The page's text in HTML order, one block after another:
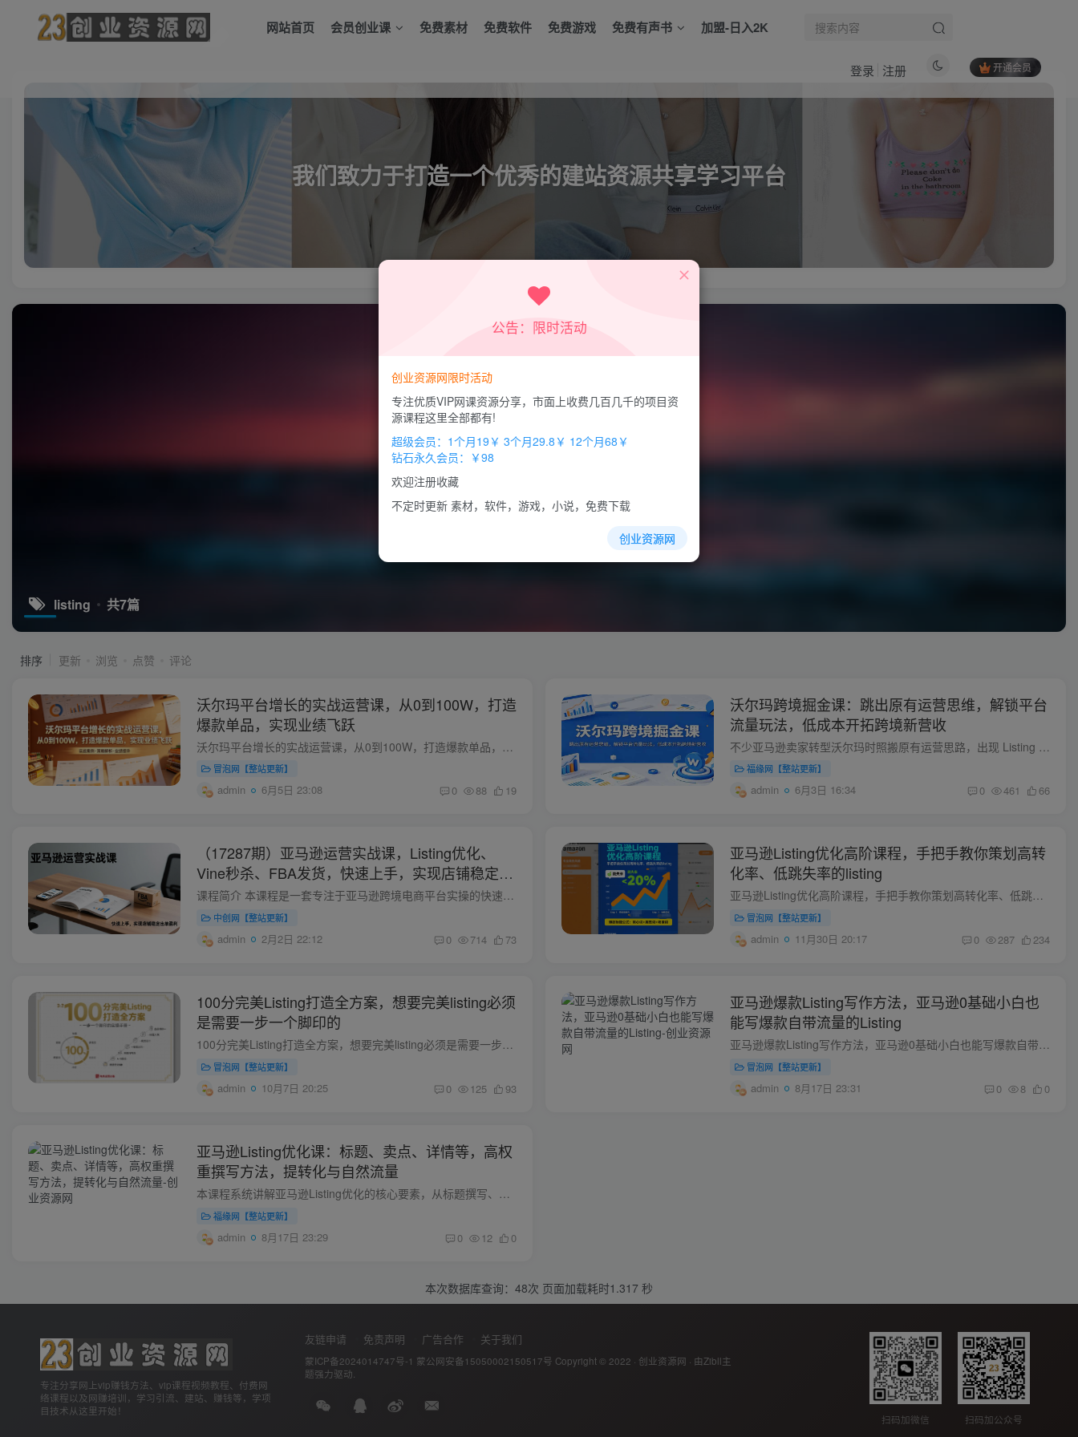
网站首页 会员创业课 免费素材 免费软件 免费游戏 免费有声书 加盟-日入2K
开通会员
登录 注册
我们致力于打造一个优秀的建站资源共享学习平台
listing 共7篇
排序 更新 浏览 点赞 评论
沃尔玛平台增长的实战运营课，从0到100W，打造
爆款单品，实现业绩飞跃
沃尔玛平台增长的实战运营课，从0到100W，打造爆款单品，实现业绩飞跃 课程介绍： 沃尔玛平台增长的实战运营课，课程从品牌店铺搭建、Listing视觉体系（主图、视频、A+）到搜索优化（SEO标签、...
冒泡网【整站更新】
admin 6月5日 23:08 0 88 19
沃尔玛跨境掘金课：跳出原有运营思维，解锁平台
流量玩法，低成本开拓跨境新营收
不少亚马逊卖家转型沃尔玛时照搬原有运营思路，出现 Listing 没流量、广告投产差、仓储成本偏高各类难题。本课程针对性解决转型痛点，首先拆解照搬 Listing 没流量的核心原因，揭秘两处容易被忽...
福缘网【整站更新】
admin 6月3日 16:34 0 461 66
（17287期）亚马逊运营实战课，Listing优化、
Vine秒杀、FBA发货，快速上手，实现店铺稳定出
单盈利
课程简介 本课程是一套专注于亚马逊跨境电商平台实操的快速入门与进阶教程。课程从基础平台认识与规则解读入手，核心聚焦于提升商品竞争力的关键环节：Listing页面（商品详情页）的刊登与高级优...
中创网【整站更新】
admin 2月2日 22:12 0 714 73
亚马逊Listing优化高阶课程，手把手教你策划高转
化率、低跳失率的listing
亚马逊Listing优化高阶课程，手把手教你策划高转化率、低跳失率的listing 课程内容： 亚马逊Listing优化高阶课程-2210(1).mp4 亚马逊Listing优化高阶课程-2303(1).mp4 亚马逊Listing优化高阶课...
冒泡网【整站更新】
admin 11月30日 20:17 0 287 234
100分完美Listing打造全方案，想要完美listing必须
是需要一步一个脚印的
100分完美Listing打造全方案，想要完美listing必须是需要一步一个脚印的 适合人群 1.亚马逊小白，从0到1，成功交付多个学员 2.三年内白帽玩法卖家，学习更多打法开阔思路 3.学习亚马逊的底层逻...
冒泡网【整站更新】
admin 10月7日 20:25 0 125 93
亚马逊爆款Listing写作方法，亚马逊0基础小白也
能写爆款自带流量的Listing
亚马逊爆款Listing写作方法，亚马逊0基础小白也能写爆款自带流量的Listing 课程内容： 基础技能篇 第1课:爆款listing之标题-Title 第2课:爆款listing之五大卖点 第3课:爆款listing之详情描述 第...
冒泡网【整站更新】
admin 8月17日 23:31 0 8 0
亚马逊Listing优化课：标题、卖点、详情等，高权
重撰写方法，提转化与自然流量
本课程系统讲解亚马逊Listing优化的核心要素，从标题撰写、五大卖点提炼、详情描述技巧，到图片优化标准、关键词布局策略，形成完整的Listing优化体系，特别包含快速写出高权重Listing的实战方...
福缘网【整站更新】
admin 8月17日 23:29 0 12 0
本次数据库查询：48次 页面加载耗时1.317 秒
专注分享网上vip赚钱方法、vip课程视频教程、付费网
络课程以及网赚培训，学习引流、建站、赚钱等，学项
目技术从这里开始！
友链申请 免责声明 广告合作 关于我们
蒙ICP备2024014747号-1 蒙公网安备15050002150517号 Copyright © 2022 · 创业资源网 · 由Zibll主
题强力驱动.
扫码加微信 扫码加公众号
公告：限时活动
创业资源网限时活动
专注优质VIP网课资源分享，市面上收费几百几千的项目资
源课程这里全部都有!
超级会员：1个月19￥ 3个月29.8￥ 12个月68￥
钻石永久会员：￥98
欢迎注册收藏
不定时更新 素材，软件，游戏，小说，免费下载
创业资源网